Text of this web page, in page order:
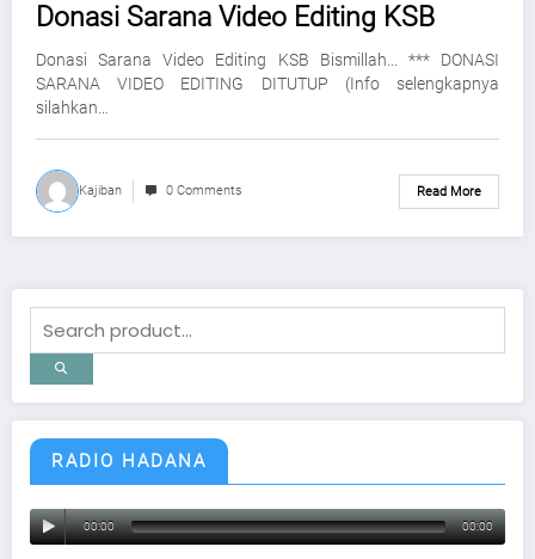
Donasi Sarana Video Editing KSB
Donasi Sarana Video Editing KSB Bismillah... *** DONASI
SARANA VIDEO EDITING DITUTUP (Info selengkapnya
silahkan…
Kajiban 0 Comments Read More
RADIO HADANA
00:00 00:00